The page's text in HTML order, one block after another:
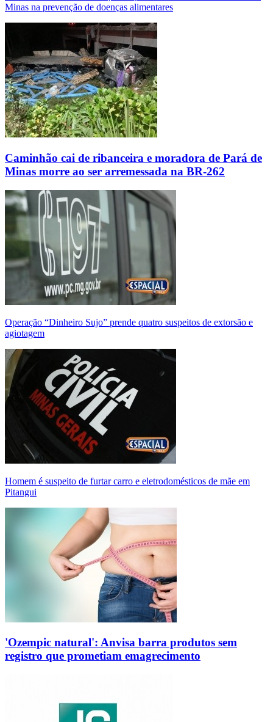
Minas na prevenção de doenças alimentares
Caminhão cai de ribanceira e moradora de Pará de
Minas morre ao ser arremessada na BR-262
Operação “Dinheiro Sujo” prende quatro suspeitos de extorsão e
agiotagem
Homem é suspeito de furtar carro e eletrodomésticos de mãe em
Pitangui
'Ozempic natural': Anvisa barra produtos sem
registro que prometiam emagrecimento